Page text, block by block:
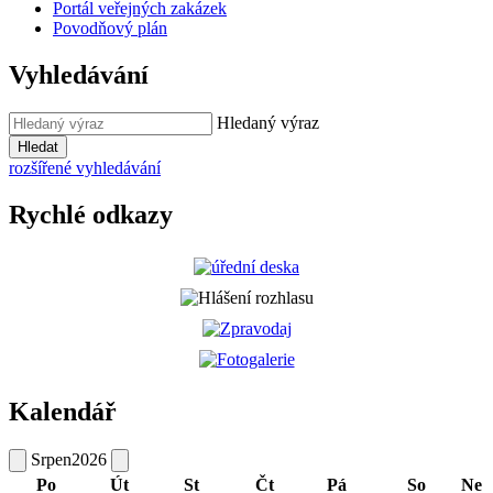
Portál veřejných zakázek
Povodňový plán
Vyhledávání
Hledaný výraz
Hledat
rozšířené vyhledávání
Rychlé odkazy
Kalendář
Srpen2026
Po
Út St Čt Pá So
Ne